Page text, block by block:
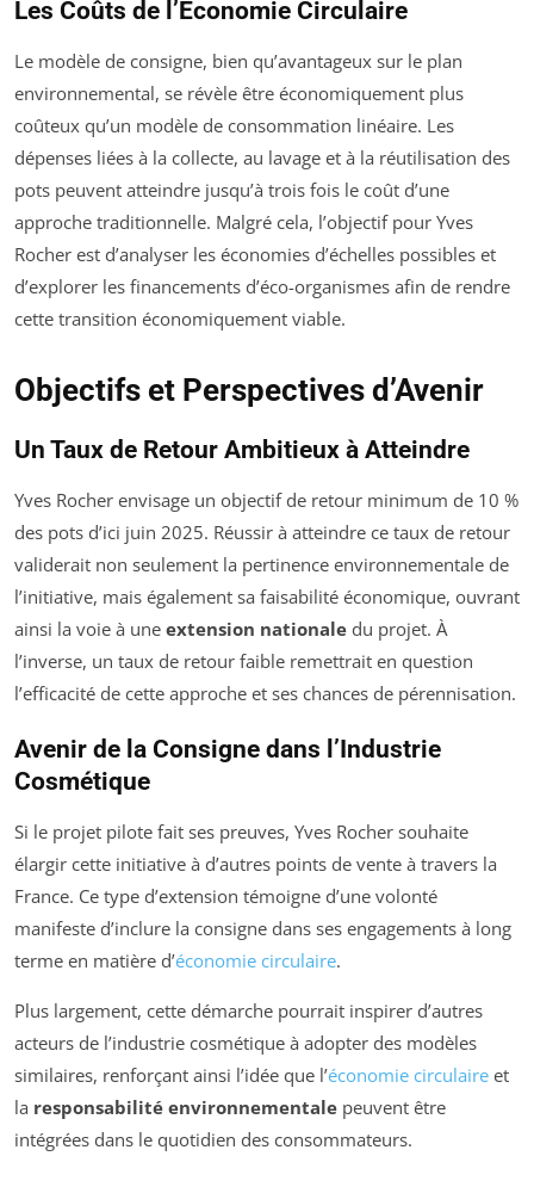
Les Coûts de l’Économie Circulaire
Le modèle de consigne, bien qu’avantageux sur le plan
environnemental, se révèle être économiquement plus
coûteux qu’un modèle de consommation linéaire. Les
dépenses liées à la collecte, au lavage et à la réutilisation des
pots peuvent atteindre jusqu’à trois fois le coût d’une
approche traditionnelle. Malgré cela, l’objectif pour Yves
Rocher est d’analyser les économies d’échelles possibles et
d’explorer les financements d’éco-organismes afin de rendre
cette transition économiquement viable.
Objectifs et Perspectives d’Avenir
Un Taux de Retour Ambitieux à Atteindre
Yves Rocher envisage un objectif de retour minimum de 10 %
des pots d’ici juin 2025. Réussir à atteindre ce taux de retour
validerait non seulement la pertinence environnementale de
l’initiative, mais également sa faisabilité économique, ouvrant
ainsi la voie à une extension nationale du projet. À
l’inverse, un taux de retour faible remettrait en question
l’efficacité de cette approche et ses chances de pérennisation.
Avenir de la Consigne dans l’Industrie
Cosmétique
Si le projet pilote fait ses preuves, Yves Rocher souhaite
élargir cette initiative à d’autres points de vente à travers la
France. Ce type d’extension témoigne d’une volonté
manifeste d’inclure la consigne dans ses engagements à long
terme en matière d’économie circulaire.
Plus largement, cette démarche pourrait inspirer d’autres
acteurs de l’industrie cosmétique à adopter des modèles
similaires, renforçant ainsi l’idée que l’économie circulaire et
la responsabilité environnementale peuvent être
intégrées dans le quotidien des consommateurs.